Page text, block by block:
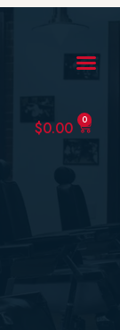
$0.00 0